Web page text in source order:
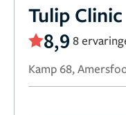
Tulip Clinic
8,9 8
Kamp 68,